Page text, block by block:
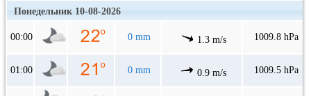
Понедельник 10-08-2026
00:00 0 mm 1.3 m/s 1009.8 hPa
01:00 0 mm 0.9 m/s 1009.5 hPa